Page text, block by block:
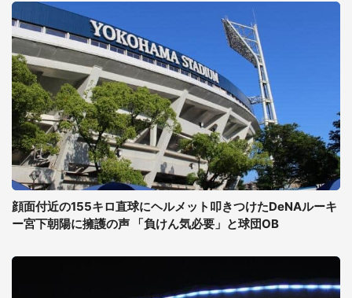
顔面付近の155キロ直球にヘルメット叩きつけたDeNAルーキ
ー宮下朝陽に擁護の声 「負けん気必要」と球団OB